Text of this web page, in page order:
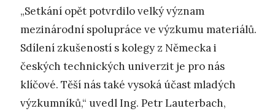
„Setkání opět potvrdilo velký význam
mezinárodní spolupráce ve výzkumu materiálů.
Sdílení zkušeností s kolegy z Německa i
českých technických univerzit je pro nás
klíčové. Těší nás také vysoká účast mladých
výzkumníků,“ uvedl Ing. Petr Lauterbach,